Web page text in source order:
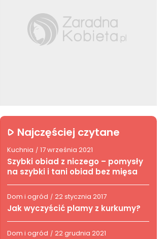
Najczęściej czytane
Kuchnia / 17 września 2021
Szybki obiad z niczego – pomysły
na szybki i tani obiad bez mięsa
Dom i ogród / 22 stycznia 2017
Jak wyczyścić plamy z kurkumy?
Dom i ogród / 22 grudnia 2021